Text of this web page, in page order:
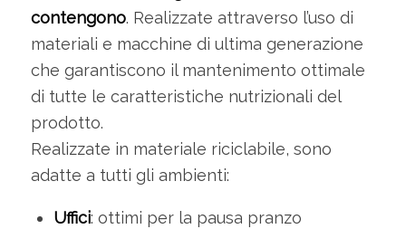
contengono. Realizzate attraverso l’uso di
materiali e macchine di ultima generazione
che garantiscono il mantenimento ottimale
di tutte le caratteristiche nutrizionali del
prodotto.
Realizzate in materiale riciclabile, sono
adatte a tutti gli ambienti:
Uffici: ottimi per la pausa pranzo